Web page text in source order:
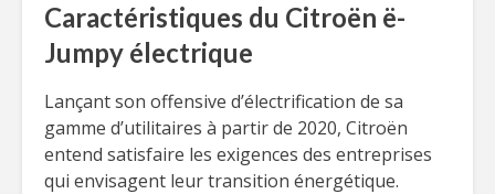
Caractéristiques du Citroën ë-
Jumpy électrique
Lançant son offensive d’électrification de sa
gamme d’utilitaires à partir de 2020, Citroën
entend satisfaire les exigences des entreprises
qui envisagent leur transition énergétique.